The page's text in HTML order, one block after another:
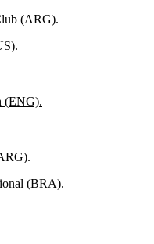
(ARG).
(ENG).
(BRA).